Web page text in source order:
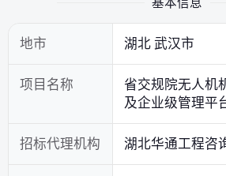
地市 湖北 武汉市
项目名称
省交规院无人机
及企业级管理平
招标代理机构 湖北华通工程咨